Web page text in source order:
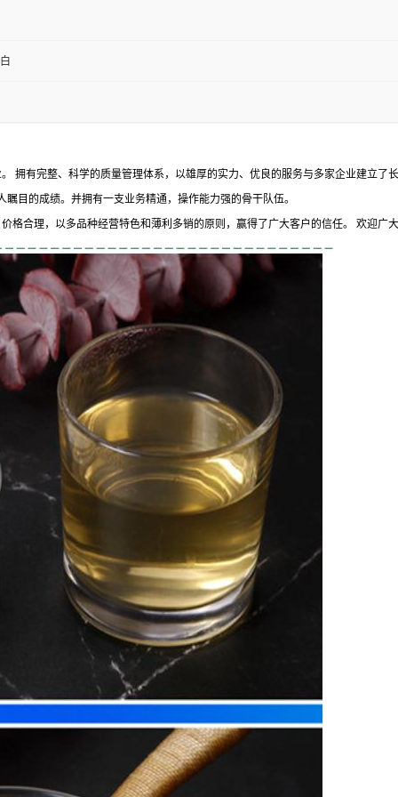
有完整、科学的质量管理体系，以雄厚的实力、优良的服务与多家企业建立了
目的成绩。并拥有一支业务精通，操作能力强的骨干队伍。
合理，以多品种经营特色和薄利多销的原则，赢得了广大客户的信任。 欢迎广